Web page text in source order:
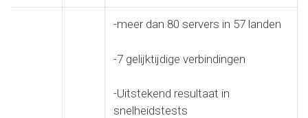
-meer dan 80 servers in 57 landen
-7 gelijktijdige verbindingen
-Uitstekend resultaat in
snelheidstests